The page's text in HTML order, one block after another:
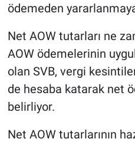
ödemeden
Net AOW tutarları ne
AOW ödemelerinin
olan SVB, vergi
de hesaba katarak net
belirliyor.
Net AOW tutarlarının